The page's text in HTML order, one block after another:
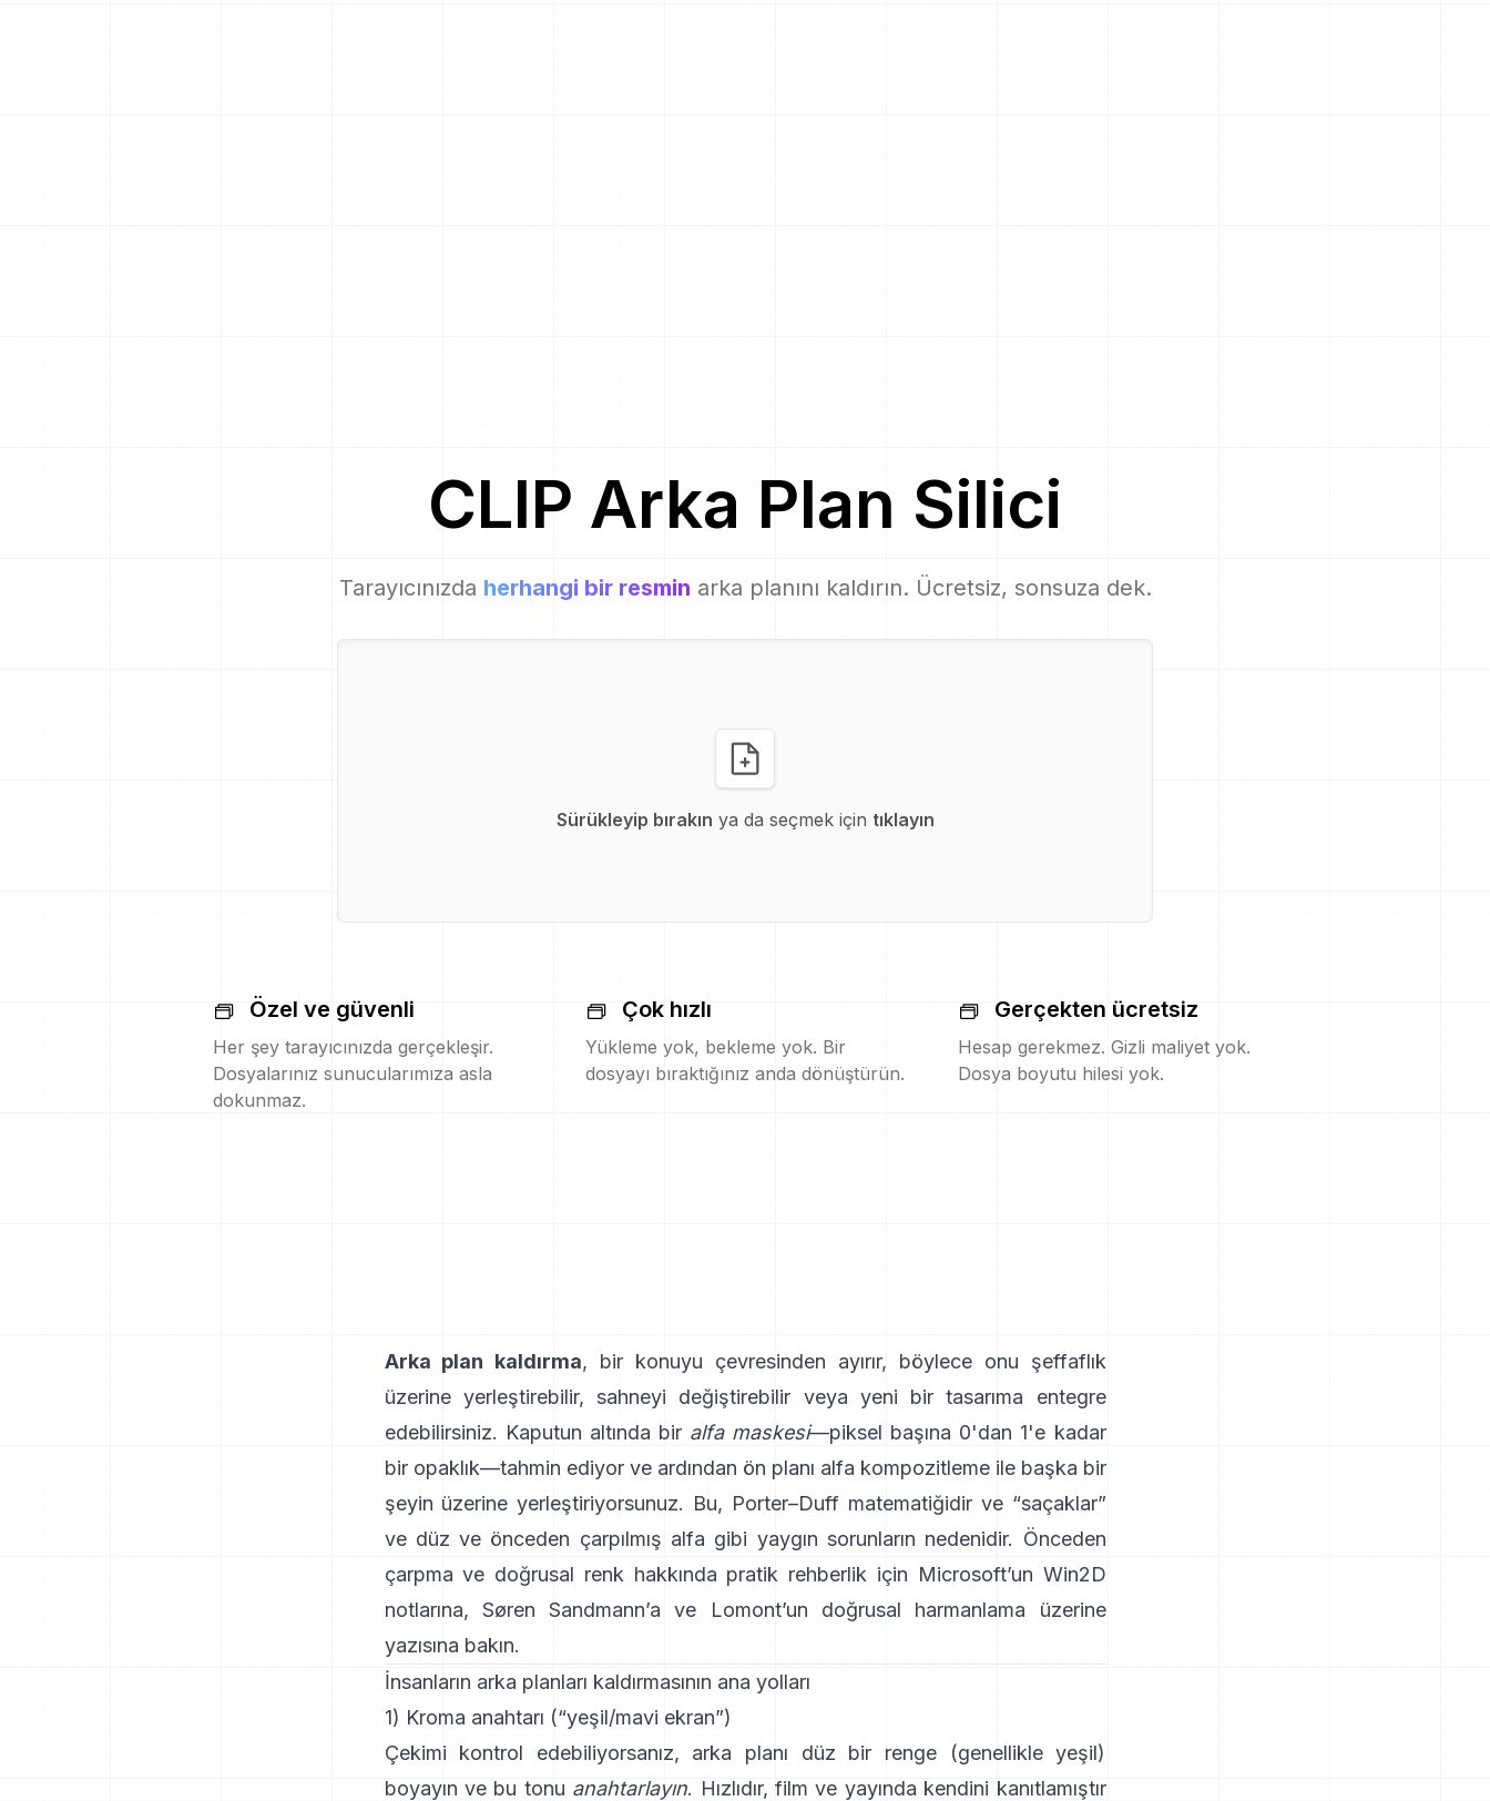
CLIP Arka Plan Silici
Tarayıcınızda herhangi bir resmin arka planını kaldırın. Ücretsiz, sonsuza dek.
Sürükleyip bırakın ya da seçmek için tıklayın
Özel ve güvenli
Her şey tarayıcınızda gerçekleşir.
Dosyalarınız sunucularımıza asla
dokunmaz.
Çok hızlı
Yükleme yok, bekleme yok. Bir
dosyayı bıraktığınız anda dönüştürün.
Gerçekten ücretsiz
Hesap gerekmez. Gizli maliyet yok.
Dosya boyutu hilesi yok.
Arka plan kaldırma, bir konuyu çevresinden ayırır, böylece onu şeffaflık
üzerine yerleştirebilir, sahneyi değiştirebilir veya yeni bir tasarıma entegre
edebilirsiniz. Kaputun altında bir alfa maskesi—piksel başına 0'dan 1'e kadar
bir opaklık—tahmin ediyor ve ardından ön planı alfa kompozitleme ile başka bir
şeyin üzerine yerleştiriyorsunuz. Bu, Porter–Duffmatematiğidir ve “saçaklar”
ve düz ve önceden çarpılmış alfa gibi yaygın sorunların nedenidir. Önceden
çarpma ve doğrusal renk hakkında pratik rehberlik için Microsoft’un Win2D
notlarına, Søren Sandmann’a ve
Lomont’un doğrusal harmanlama üzerine
yazısına bakın.
İnsanların arka planları kaldırmasının ana yolları
1) Kroma anahtarı (“yeşil/mavi ekran”)
Çekimi kontrol edebiliyorsanız, arka planı düz bir renge (genellikle yeşil)
boyayın ve bu tonu anahtarlayın. Hızlıdır, film ve yayında kendini kanıtlamıştır